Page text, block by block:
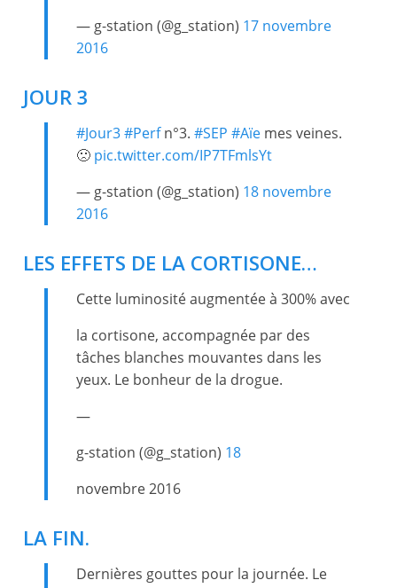
— g-station (@g_station) 17 novembre
2016
JOUR 3
#Jour3#Perfn°3. #SEP #Aïe mes veines.
🙁 pic.twitter.com/IP7TFmlsYt
— g-station (@g_station) 18 novembre
2016
LES EFFETS DE LA CORTISONE…
Cette luminosité augmentée à 300% avec
la cortisone, accompagnée par des
tâches blanches mouvantes dans les
yeux. Le bonheur de la drogue.
—
g-station (@g_station) 18
novembre 2016
LA FIN.
Dernières gouttes pour la journée. Le